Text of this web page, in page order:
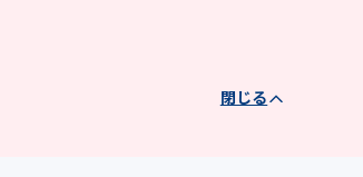
閉じる